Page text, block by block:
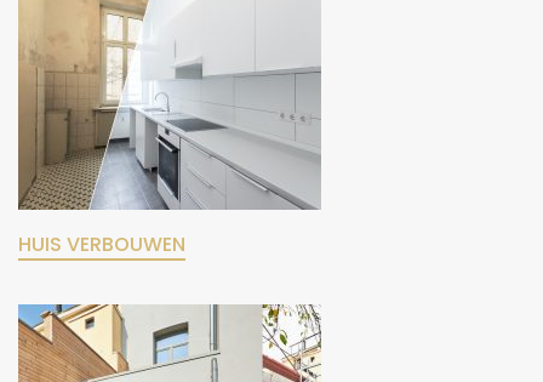
HUIS VERBOUWEN